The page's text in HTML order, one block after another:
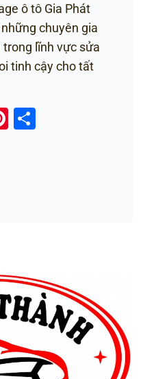
ô tô Gia Phát
chuyên gia
lĩnh vực sửa
tinh cậy cho tất
Pinterest